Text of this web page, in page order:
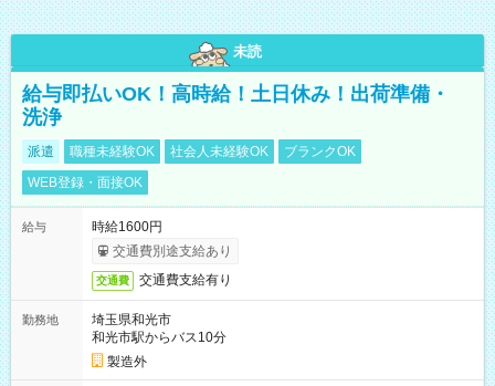
未読
給与即払いOK！高時給！土日休み！出荷準備・
洗浄
派遣 職種未経験OK 社会人未経験OK
ブランクOK
WEB登録・面接OK
給与
時給1600円
交通費別途支給あり
交通費 交通費支給有り
勤務地
埼玉県和光市
和光市駅からバス10分
製造外